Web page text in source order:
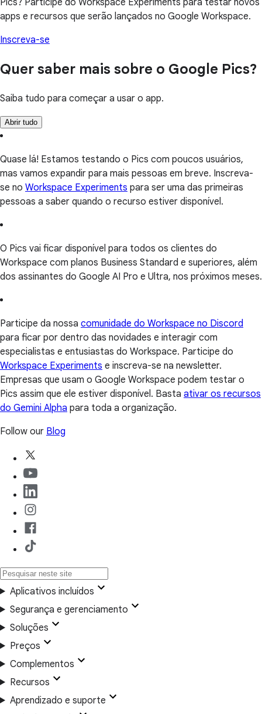
Pics? Participe do Workspace Experiments para testar novos
apps e recursos que serão lançados no Google Workspace.
Inscreva-se
Quer saber mais sobre o Google Pics?
Saiba tudo para começar a usar o app.
Abrir tudo
Quase lá! Estamos testando o Pics com poucos usuários,
mas vamos expandir para mais pessoas em breve. Inscreva-
se no Workspace Experiments para ser uma das primeiras
pessoas a saber quando o recurso estiver disponível.
O Pics vai ficar disponível para todos os clientes do
Workspace com planos Business Standard e superiores, além
dos assinantes do Google AI Pro e Ultra, nos próximos meses.
Participe da nossa comunidade do Workspace no Discord
para ficar por dentro das novidades e interagir com
especialistas e entusiastas do Workspace. Participe do
Workspace Experiments e inscreva-se na newsletter.
Empresas que usam o Google Workspace podem testar o
Pics assim que ele estiver disponível. Basta ativar os recursos
do Gemini Alpha para toda a organização.
Follow our Blog
Aplicativos incluídos
Segurança e gerenciamento
Soluções
Preços
Complementos
Recursos
Aprendizado e suporte